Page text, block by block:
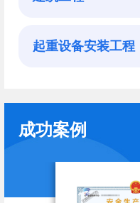
起重设备安装工程
成功案例